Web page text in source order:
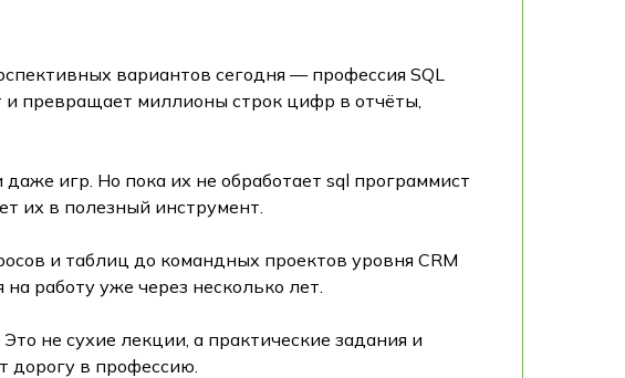
вариантов сегодня — профессия SQL
и превращает миллионы строк цифр в отчёты,
игр. Но пока их не обработает sql программист
их в полезный инструмент.
и таблиц до командных проектов уровня CRM
работу уже через несколько лет.
не сухие лекции, а практические задания и
дорогу в профессию.